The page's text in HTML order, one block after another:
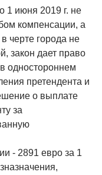
1 июня 2019 г. не
компенсации, а
черте города не
закон дает право
одностороннем
претендента и
о выплате
за
- 2891 евро за 1